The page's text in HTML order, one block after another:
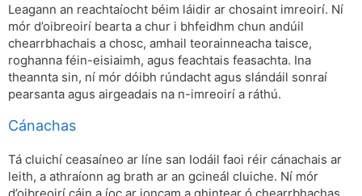
Leagann an reachtaíocht béim láidir ar chosaint imreoirí. Ní
mór d’oibreoirí bearta a chur i bhfeidhm chun andúil
chearrbhachais a chosc, amhail teorainneacha taisce,
roghanna féin-eisiaimh, agus feachtais feasachta. Ina
theannta sin, ní mór dóibh rúndacht agus slándáil sonraí
pearsanta agus airgeadais na n-imreoirí a ráthú.
Cánachas
Tá cluichí ceasaíneo ar líne san Iodáil faoi réir cánachais ar
leith, a athraíonn ag brath ar an gcineál cluiche. Ní mór